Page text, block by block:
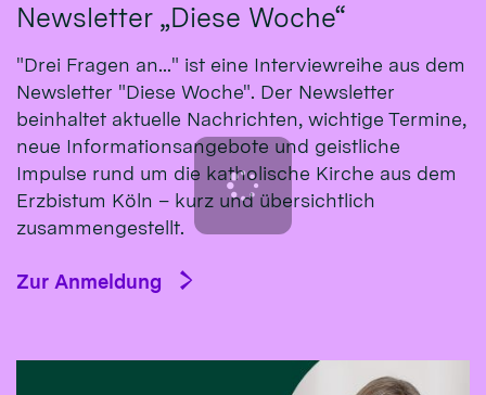
Newsletter „Diese Woche“
"Drei Fragen an..." ist eine Interviewreihe aus dem
Newsletter "Diese Woche". Der Newsletter
beinhaltet aktuelle Nachrichten, wichtige Termine,
neue Informationsangebote und geistliche
Impulse rund um die katholische Kirche aus dem
Erzbistum Köln – kurz und übersichtlich
zusammengestellt.
Zur Anmeldung